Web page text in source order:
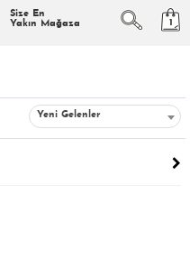
Size En
Yakın Mağaza
1
Yeni Gelenler